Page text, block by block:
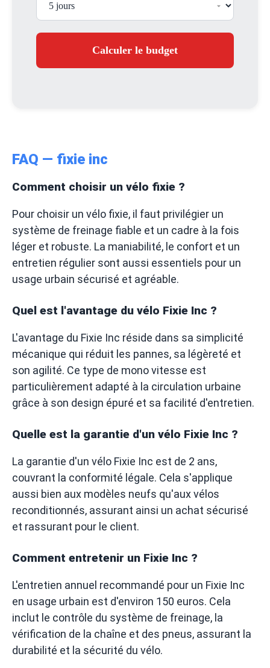
Calculer le budget
FAQ — fixie inc
Comment choisir un vélo fixie ?
Pour choisir un vélo fixie, il faut privilégier un
système de freinage fiable et un cadre à la fois
léger et robuste. La maniabilité, le confort et un
entretien régulier sont aussi essentiels pour un
usage urbain sécurisé et agréable.
Quel est l'avantage du vélo Fixie Inc ?
L'avantage du Fixie Inc réside dans sa simplicité
mécanique qui réduit les pannes, sa légèreté et
son agilité. Ce type de mono vitesse est
particulièrement adapté à la circulation urbaine
grâce à son design épuré et sa facilité d'entretien.
Quelle est la garantie d'un vélo Fixie Inc ?
La garantie d'un vélo Fixie Inc est de 2 ans,
couvrant la conformité légale. Cela s'applique
aussi bien aux modèles neufs qu'aux vélos
reconditionnés, assurant ainsi un achat sécurisé
et rassurant pour le client.
Comment entretenir un Fixie Inc ?
L'entretien annuel recommandé pour un Fixie Inc
en usage urbain est d'environ 150 euros. Cela
inclut le contrôle du système de freinage, la
vérification de la chaîne et des pneus, assurant la
durabilité et la sécurité du vélo.